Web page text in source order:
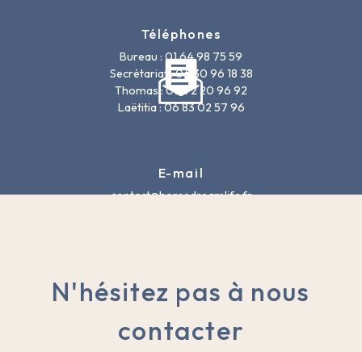
Téléphones
Bureau : 01 64 98 75 59
Secrétariat : 06 30 96 18 38
Thomas : 06 72 20 96 92
Laëtitia : 06 83 02 57 96
E-mail
contact@horsedreamlife.fr
N'hésitez pas à nous
contacter